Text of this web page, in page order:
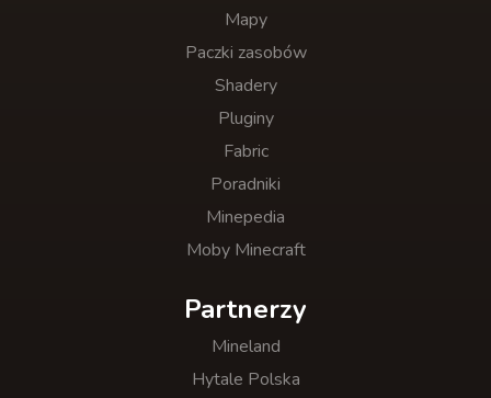
Mapy
Paczki zasobów
Shadery
Pluginy
Fabric
Poradniki
Minepedia
Moby Minecraft
Partnerzy
Mineland
Hytale Polska